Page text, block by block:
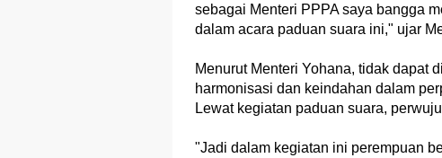
sebagai Menteri PPPA saya bangga
dalam acara paduan suara ini," ujar
Menurut Menteri Yohana, tidak dapat
harmonisasi dan keindahan dalam
Lewat kegiatan paduan suara,
"Jadi dalam kegiatan ini perempuan